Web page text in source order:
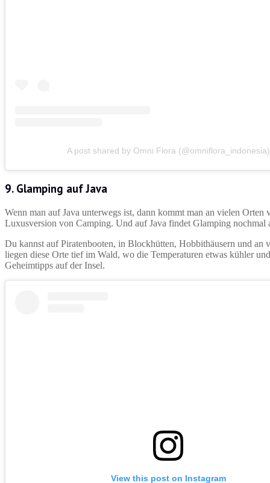
A post shared by Omni Flora (@omniflora_indonesia)
9. Glamping auf Java
Wenn man auf Java unterwegs ist, dann kommt man an vielen
Luxusversion von Camping. Und auf Java findet Glamping nochmal
Du kannst auf Piratenbooten, in Blockhütten, Hobbithäusern und an
liegen diese Orte tief im Wald, wo die Temperaturen etwas kühler
Geheimtipps auf der Insel.
View this post on Instagram